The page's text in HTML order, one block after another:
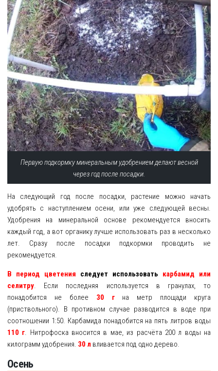
Первую подкормку минеральным удобрением делают весной
через год после посадки.
На следующий год после посадки, растение можно начать
удобрять с наступлением осени, или уже следующей весны.
Удобрения на минеральной основе рекомендуется вносить
каждый год, а вот органику лучше использовать раз в несколько
лет. Сразу после посадки подкормки проводить не
рекомендуется.
В период цветения следует использовать карбамид или
селитру. Если последняя используется в гранулах, то
понадобится не более 30 гна метр площади круга
(приствольного). В противном случае разводится в воде при
соотношении 1:50. Карбамида понадобится на пять литров воды
110 г. Нитрофоска вносится в мае, из расчёта 200 л воды на
килограмм удобрения. 30 л вливается под одно дерево.
Осень